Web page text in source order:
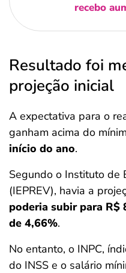
recebo
Resultado foi
projeção inicial
A expectativa para o
ganham acima do
início do ano.
Segundo o Instituto de
(IEPREV), havia a
poderia subir para R$
de 4,66%.
No entanto, o INPC,
do INSS e o salário